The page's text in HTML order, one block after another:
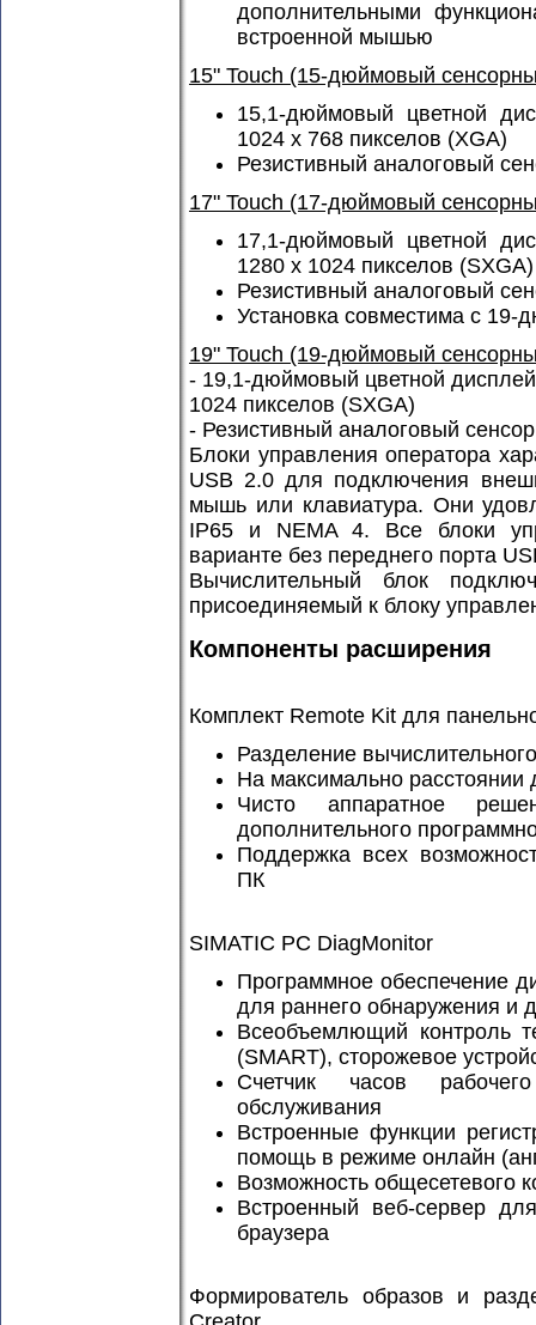
дополнительными
встроенной мышью
15" Touch (15-дюймовый
15,1-дюймовый цветной
1024 x 768 пикселов (XGA)
Резистивный аналоговый
17" Touch (17-дюймовый
17,1-дюймовый цветной
1280 x 1024 пикселов (SXGA)
Резистивный аналоговый
Установка совместима с
19" Touch (19-дюймовый
- 19,1-дюймовый цветной
1024 пикселов (SXGA)
- Резистивный аналоговый
Блоки управления оператора
USB 2.0 для подключения
мышь или клавиатура. Они
IP65 и NEMA 4. Все блоки
варианте без переднего порта
Вычислительный блок
присоединяемый к блоку
Компоненты расширения
Комплект Remote Kit для
Разделение
На максимально расстоянии
Чисто аппаратное
дополнительного
Поддержка всех
ПК
SIMATIC PC DiagMonitor
Программное обеспечение
для раннего обнаружения и
Всеобъемлющий контроль
(SMART), сторожевое
Счетчик часов
обслуживания
Встроенные функции
помощь в режиме онлайн
Возможность общесетевого
Встроенный веб-сервер
браузера
Формирователь образов и